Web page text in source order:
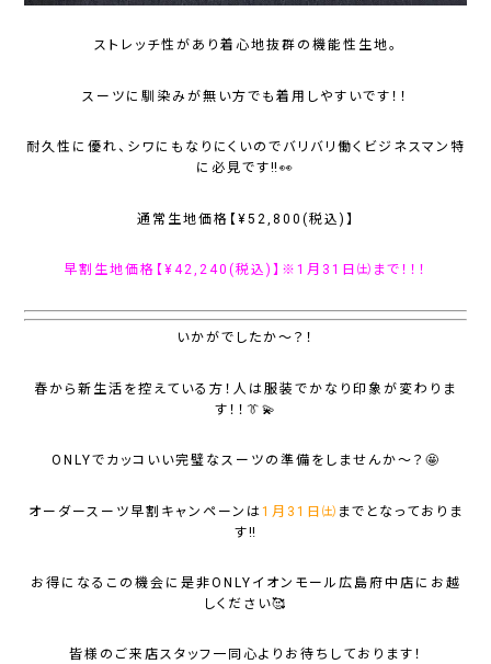
ストレッチ性があり着心地抜群の機能性生地。
スーツに馴染みが無い方でも着用しやすいです！！
耐久性に優れ、シワにもなりにくいのでバリバリ働くビジネスマン特
に必見です‼️👀
通常生地価格【¥52,800(税込)】
早割生地価格【¥42,240(税込)】※1月31日㈯まで！！！
いかがでしたか～？！
春から新生活を控えている方！人は服装でかなり印象が変わりま
す！！👔💫
ONLYでカッコいい完璧なスーツの準備をしませんか～？🤩
オーダースーツ早割キャンペーンは1月31日㈯ までとなっておりま
す‼️
お得になるこの機会に是非ONLYイオンモール広島府中店にお越
しください🥰
皆様のご来店スタッフ一同心よりお待ちしております！